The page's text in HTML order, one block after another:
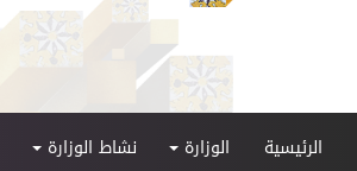
الرئيسية الوزارة نشاط الوزارة